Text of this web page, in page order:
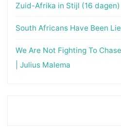
Zuid-Afrika in Stijl (16 dagen)
South Africans Have Been
We Are Not Fighting To
| Julius Malema